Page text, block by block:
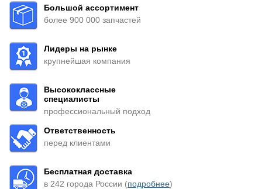
Большой ассортимент
более 900 000 запчастей
Лидеры на рынке
крупнейшая компания
Высококлассные
специалисты
профессиональный подход
Ответственность
перед клиентами
Бесплатная доставка
в 242 города России (подробнее)